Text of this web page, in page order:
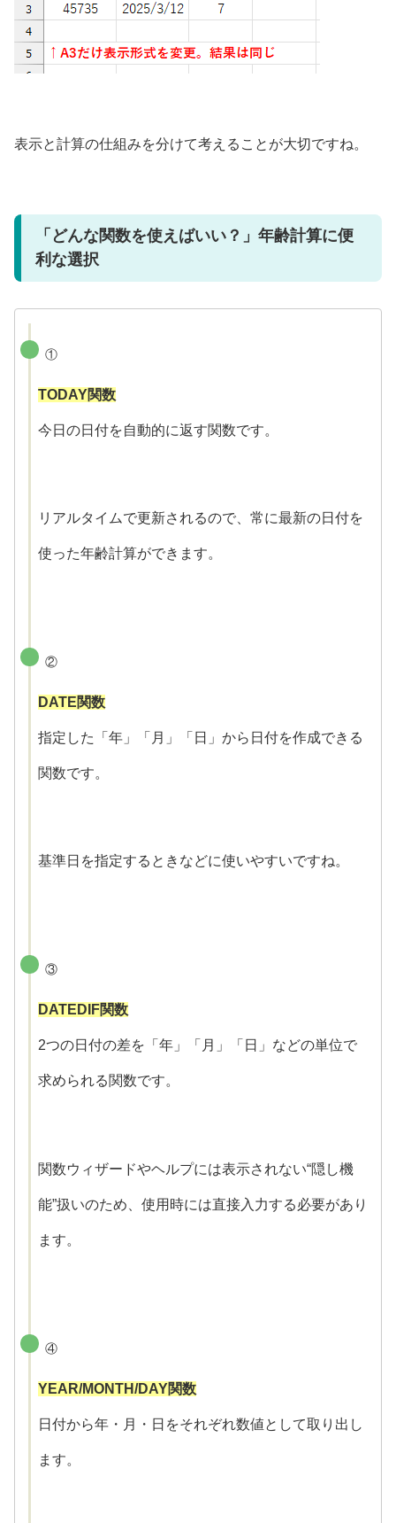
表示と計算の仕組みを分けて考えることが大切ですね。
「どんな関数を使えばいい？」年齢計算に便
利な選択
①
TODAY関数
今日の日付を自動的に返す関数です。
リアルタイムで更新されるので、常に最新の日付を
使った年齢計算ができます。
②
DATE関数
指定した「年」「月」「日」から日付を作成できる
関数です。
基準日を指定するときなどに使いやすいですね。
③
DATEDIF関数
2つの日付の差を「年」「月」「日」などの単位で
求められる関数です。
関数ウィザードやヘルプには表示されない“隠し機
能”扱いのため、使用時には直接入力する必要があり
ます。
④
YEAR/MONTH/DAY関数
日付から年・月・日をそれぞれ数値として取り出し
ます。